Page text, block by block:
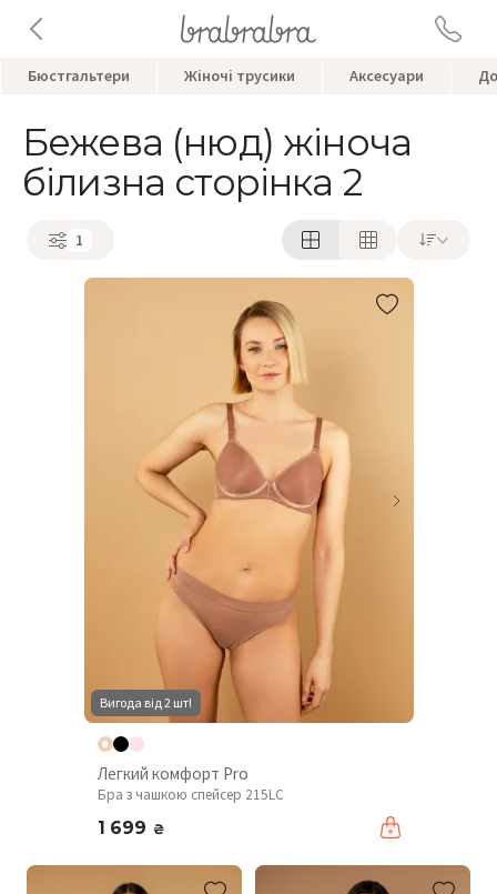
Бюстгальтери Жіночі трусики Аксесуари
Бежева (нюд) жіноча
білизна сторінка 2
1
Вигода від 2 шт!
Легкий комфорт Pro
Бра з чашкою спейсер 215LC
1 699 ₴